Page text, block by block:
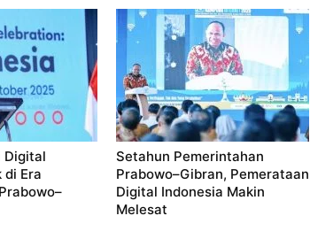
Digital
di Era
Setahun Pemerintahan
Prabowo–Gibran, Pemerataan
Digital Indonesia Makin
Melesat